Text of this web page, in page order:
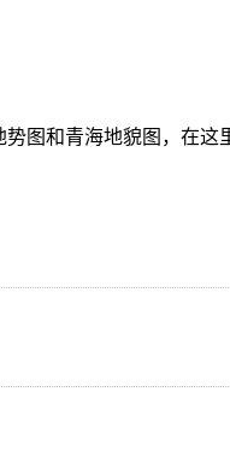
图和青海地貌图，在这